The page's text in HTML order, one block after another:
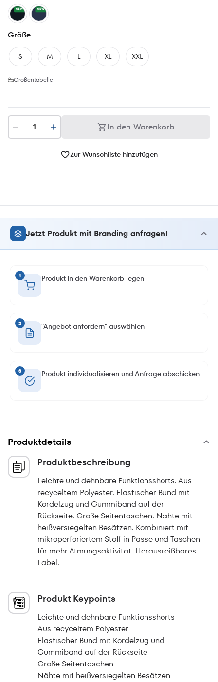
NEW NEW
Größe
S M L XL XXL
Größentabelle
In den Warenkorb
Zur Wunschliste hinzufügen
Jetzt Produkt mit Branding anfragen!
1 Produkt in den Warenkorb legen
2 "Angebot anfordern" auswählen
3 Produkt individualisieren und Anfrage abschicken
Produktdetails
Produktbeschreibung
Leichte und dehnbare Funktionsshorts. Aus
recyceltem Polyester. Elastischer Bund mit
Kordelzug und Gummiband auf der
Rückseite. Große Seitentaschen. Nähte mit
heißversiegelten Besätzen. Kombiniert mit
mikroperforiertem Stoff in Passe und Taschen
für mehr Atmungsaktivität. Herausreißbares
Label.
Produkt Keypoints
Leichte und dehnbare Funktionsshorts
Aus recyceltem Polyester
Elastischer Bund mit Kordelzug und
Gummiband auf der Rückseite
Große Seitentaschen
Nähte mit heißversiegelten Besätzen